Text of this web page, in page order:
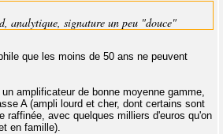
analytique, signature un peu "douce"
que les moins de 50 ans ne peuvent
amplificateur de bonne moyenne gamme,
A (ampli lourd et cher, dont certains sont
raffinée, avec quelques milliers d'euros qu'on
en famille).